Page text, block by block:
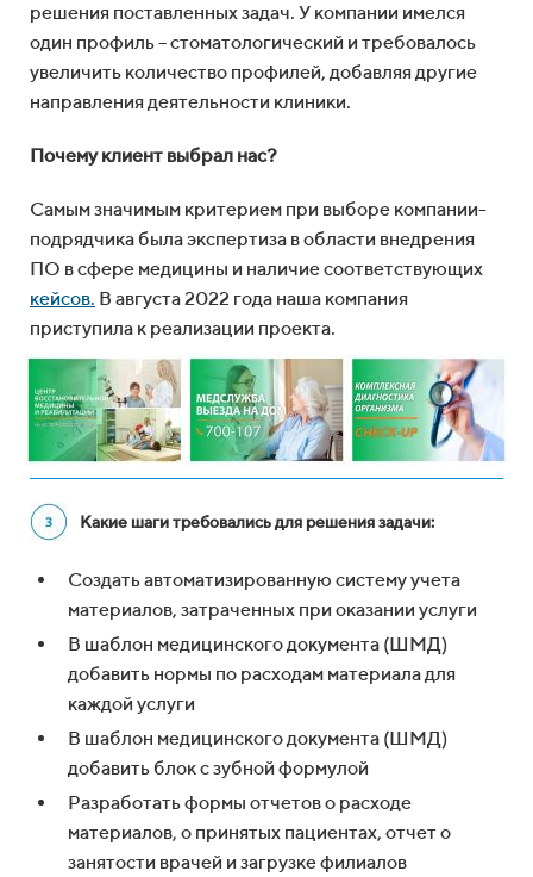
решения поставленных задач. У компании имелся
один профиль – стоматологический и требовалось
увеличить количество профилей, добавляя другие
направления деятельности клиники.
Почему клиент выбрал нас?
Самым значимым критерием при выборе компании-
подрядчика была экспертиза в области внедрения
ПО в сфере медицины и наличие соответствующих
кейсов. В августа 2022 года наша компания
приступила к реализации проекта.
Какие шаги требовались для решения задачи:
Создать автоматизированную систему учета
материалов, затраченных при оказании услуги
В шаблон медицинского документа (ШМД)
добавить нормы по расходам материала для
каждой услуги
В шаблон медицинского документа (ШМД)
добавить блок с зубной формулой
Разработать формы отчетов о расходе
материалов, о принятых пациентах, отчет о
занятости врачей и загрузке филиалов